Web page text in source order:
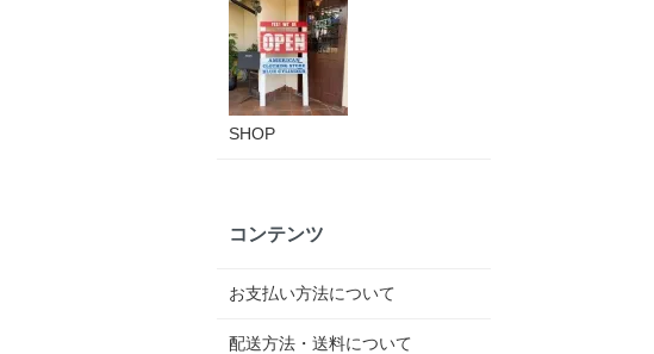
SHOP
コンテンツ
お支払い方法について
配送方法・送料について